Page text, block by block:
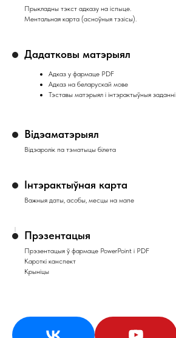
Прыкладны тэкст адказу на іспыце.
Ментальная карта (асноўныя тэзісы).
Дадатковы матэрыял
Адказ у фармаце PDF
Адказ на беларускай мове
Тэставы матэрыял і інтэрактыўныя заданні
Відэаматэрыял
Відэаролік па тэматыцы білета
Інтэрактыўная карта
Важныя даты, асобы, месцы на мапе
Прэзентацыя
Прэзентацыя ў фармаце PowerPoint і PDF
Кароткі канспект
Крыніцы